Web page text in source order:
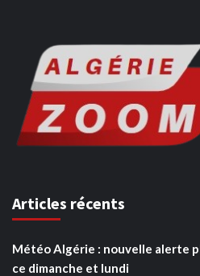
Articles récents
Météo Algérie : nouvelle alerte
ce dimanche et lundi